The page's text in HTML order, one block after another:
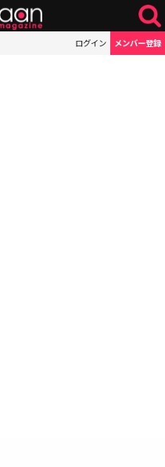
ログイン メンバー登録